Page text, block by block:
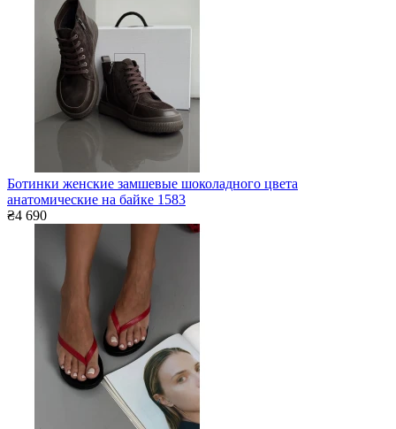
Ботинки женские замшевые шоколадного цвета
анатомические на байке 1583
₴4 690